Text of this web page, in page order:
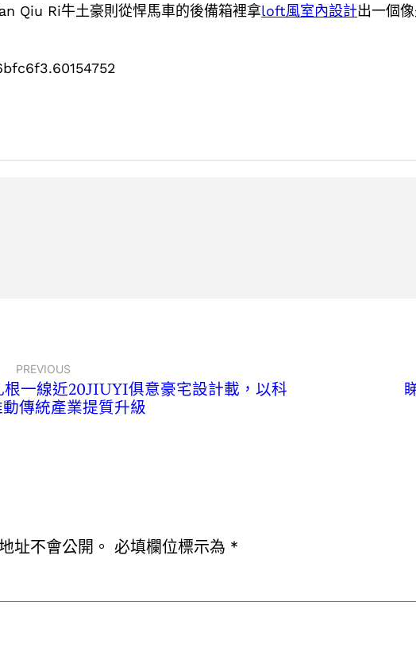
Qiu Ri牛土豪則從悍馬車的後備箱裡拿loft風室內設計出一個
PREVIOUS
一線近20JIUYI俱意豪宅設計載，以科
傳統產業提質升級
址不會公開。 必填欄位標示為 *